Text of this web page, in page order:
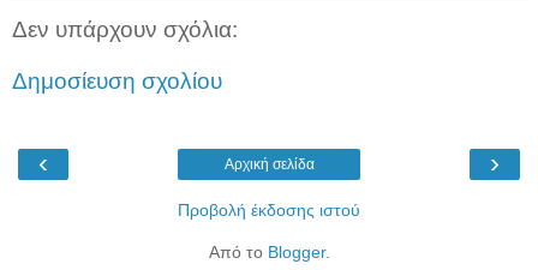
Δεν υπάρχουν σχόλια:
Δημοσίευση σχολίου
‹ ›
Αρχική σελίδα
Προβολή έκδοσης ιστού
Από το Blogger.